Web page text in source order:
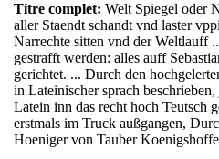
Titre complet: Welt Spiegel oder
aller Staendt schandt vnd laster
Narrechte sitten vnd der Weltlauff
gestrafft werden: alles auff
gerichtet. ... Durch den
in Lateinischer sprach
Latein inn das recht hoch Teutsch
erstmals im Truck außgangen,
Hoeniger von Tauber